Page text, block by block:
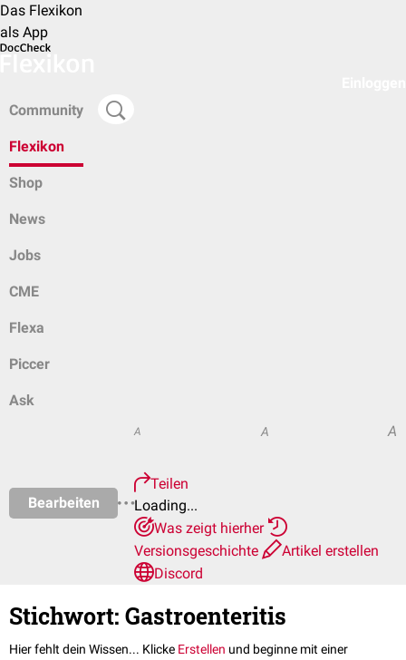
Das Flexikon
als App
Community
Flexikon
Shop
News
Jobs
CME
Flexa
Piccer
Ask
Bearbeiten
A A A
Teilen
Loading...
Was zeigt hierher
Versionsgeschichte
Artikel erstellen
Discord
Stichwort: Gastroenteritis
Hier fehlt dein Wissen... Klicke Erstellen und beginne mit einer